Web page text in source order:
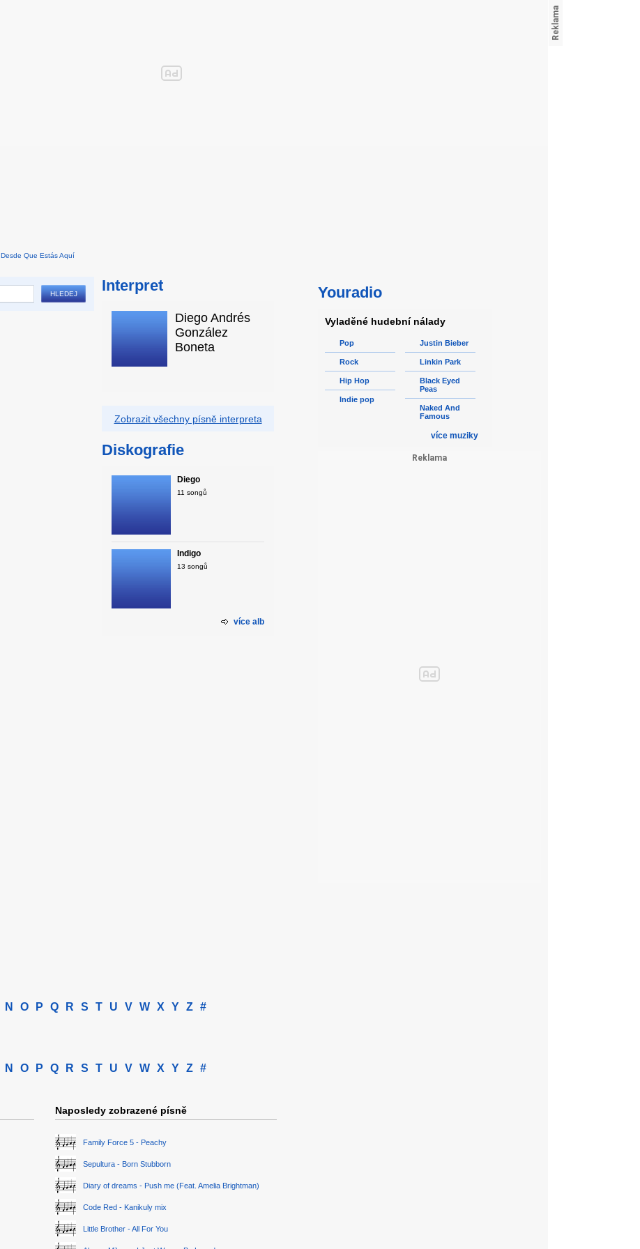
Desde Que Estás Aquí
Interpret
Diego Andrés
González
Boneta
Zobrazit všechny písně interpreta
Diskografie
Diego
11 songů
Índigo
13 songů
více alb
N O P Q R S T U V W X Y Z #
N O P Q R S T U V W X Y Z #
Naposledy zobrazené písně
Family Force 5 - Peachy
Sepultura - Born Stubborn
Diary of dreams - Push me (Feat. Amelia Brightman)
Code Red - Kanikuly mix
Little Brother - All For You
Youradio
Vyladěné hudební nálady
Pop
Rock
Hip Hop
Indie pop
Justin Bieber
Linkin Park
Black Eyed
Peas
Naked And
Famous
více muziky